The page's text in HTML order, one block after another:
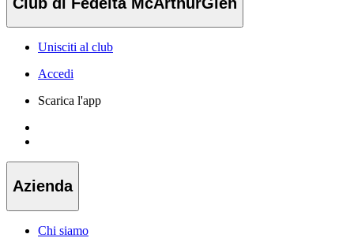
Unisciti al club
Accedi
Scarica l'app
Azienda
Chi siamo